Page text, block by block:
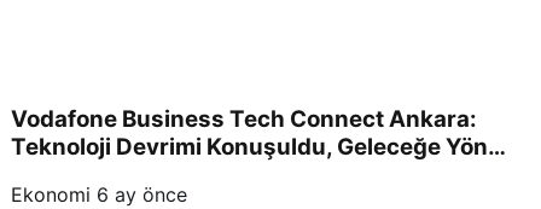
Vodafone Business Tech Connect Ankara:
Teknoloji Devrimi Konuşuldu, Geleceğe Yön
Ekonomi 6 ay önce